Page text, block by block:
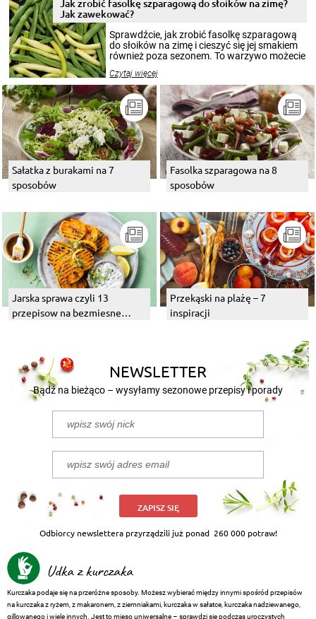
miesięcy. Przygotowanie słoików ze
smakowitą zawartością musi obejmować
patenty, które pozwolą zachować świeżość
przetworów.
Jak zrobić fasolkę szparagową do słoików na zimę?
Jak zawekować?
Sprawdźcie, jak zrobić fasolkę szparagową
do słoików na zimę i cieszyć się jej smakiem
również poza sezonem. To warzywo możecie
nasze propozycje!
Czytaj więcej
Sałatka z burakami na 7
sposobów
Fasolka szparagowa na 8
sposobów
Jarska sprawa czyli 13
przepisow na bezmiesne
Przekąski na plażę – 7
inspiracji
NEWSLETTER
Bądź na bieżąco – wysyłamy sezonowe przepisy i porady
ZAPISZ SIĘ
Odbiorcy newslettera przyrządzili już ponad 260 000 potraw!
Udka z kurczaka
Kurczaka podaje się na przeróżne sposoby. Możesz wybierać między innymi spośród przepisów
na kurczaka z ryżem, z makaronem, z ziemniakami, kurczaka w sałatce, kurczaka nadziewanego,
gillowanego i wiele innych. Jest to mięso uniwersalne – sprawdzi się podczas uroczystych